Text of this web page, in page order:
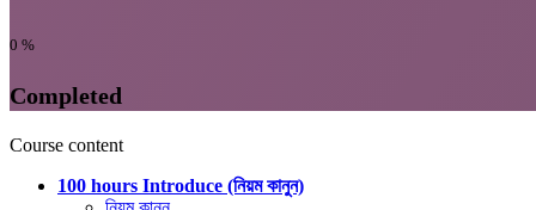
0 %
Completed
Course content
100 hours Introduce (নিয়ম কানুন)